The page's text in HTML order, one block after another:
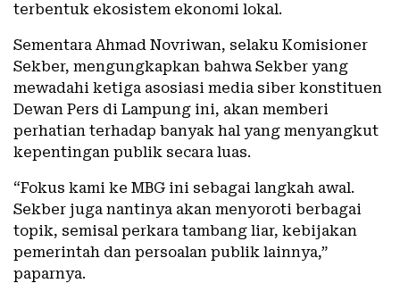
terbentuk ekosistem ekonomi lokal.
Sementara Ahmad Novriwan, selaku Komisioner
Sekber, mengungkapkan bahwa Sekber yang
mewadahi ketiga asosiasi media siber konstituen
Dewan Pers di Lampung ini, akan memberi
perhatian terhadap banyak hal yang menyangkut
kepentingan publik secara luas.
“Fokus kami ke MBG ini sebagai langkah awal.
Sekber juga nantinya akan menyoroti berbagai
topik, semisal perkara tambang liar, kebijakan
pemerintah dan persoalan publik lainnya,”
paparnya.